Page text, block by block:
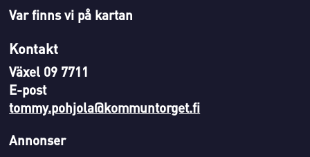
Var finns vi på kartan
Kontakt
Växel 09 7711
E-post
tommy.pohjola@kommuntorget.fi
Annonser